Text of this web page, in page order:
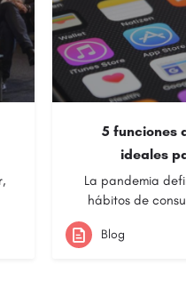
5 funciones
ideales
La pandemia
hábitos de
Blog